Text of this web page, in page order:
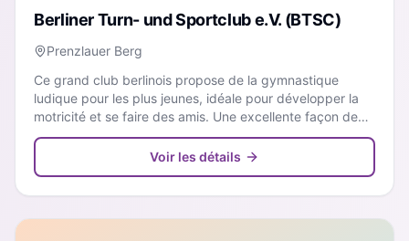
Berliner Turn- und Sportclub e.V. (BTSC)
Prenzlauer Berg
Ce grand club berlinois propose de la gymnastique
ludique pour les plus jeunes, idéale pour développer la
motricité et se faire des amis. Une excellente façon de
s'intégrer dans le système sportif allemand du 'Verein'.
Voir les détails